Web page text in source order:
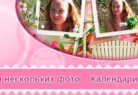
нескольких фото Календари